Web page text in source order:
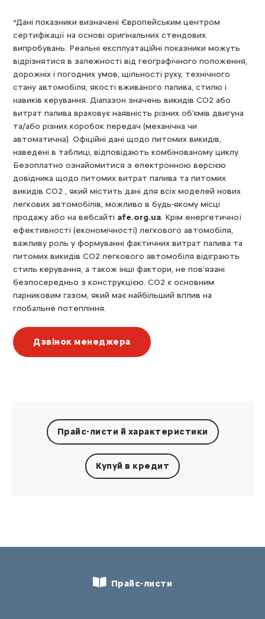
*Дані показники визначені Європейським центром
сертифікації на основі оригінальних стендових
випробувань. Реальні експлуатаційні показники можуть
відрізнятися в залежності від географічного положення,
дорожніх і погодних умов, щільності руху, технічного
стану автомобіля, якості вживаного палива, стилю і
навиків керування. Діапазон значень викидів СО2 або
витрат палива враховує наявність різних об'ємів двигуна
та/або різних коробок передач (механічна чи
автоматична). Офіційні дані щодо питомих викидів,
наведені в таблиці, відповідають комбінованому циклу.
Безоплатно ознайомитися з електронною версією
довідника щодо питомих витрат палива та питомих
викидів CO2 , який містить дані для всіх моделей нових
легкових автомобілів, можливо в будь-якому місці
продажу або на вебсайті afe.org.ua. Крім енергетичної
ефективності (економічності) легкового автомобіля,
важливу роль у формуванні фактичних витрат палива та
питомих викидів CO2 легкового автомобіля відіграють
стиль керування, а також інші фактори, не пов’язані
безпосередньо з конструкцією. CO2 є основним
парниковим газом, який має найбільший вплив на
глобальне потепління.
Дзвінок менеджера
Прайс-листи й характеристики
Купуй в кредит
Прайс-листи